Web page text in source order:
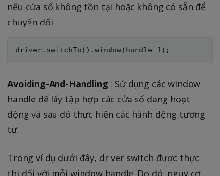
nếu cửa sổ không tồn tại hoặc không có sẵn để
chuyển đổi.
Avoiding-And-Handling : Sử dụng các window
handle để lấy tập hợp các cửa sổ đang hoạt
động và sau đó thực hiện các hành động tương
tự.
Trong ví dụ dưới đây, driver switch được thực
thi đối với mỗi window handle. Do đó, nguy cơ